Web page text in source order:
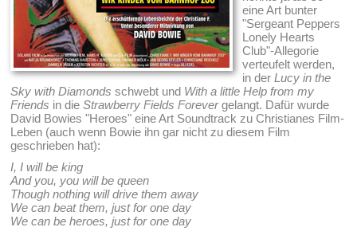
eine Art bunter
"Sergeant Peppers
Lonely Hearts
Club"-Allegorie
verteufelt werden,
in derLucy in the
Sky with Diamonds schwebt und With a little Help from my
Friends in dieStrawberry Fields Forevergelangt. Dafür wurde
David Bowies "Heroes" eine Art Soundtrack zu Christianes Film-
Leben (auch wenn Bowie ihn gar nicht zu diesem Film
geschrieben hat):
I, I will be king
And you, you will be queen
Though nothing will drive them away
We can beat them, just for one day
We can be heroes, just for one day